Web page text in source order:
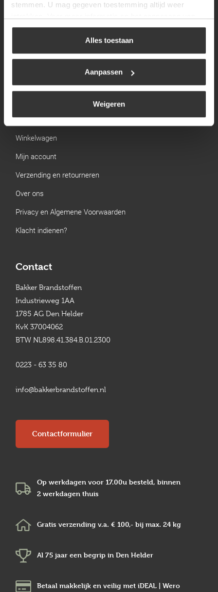
stemmen. U mag gegeven toestemming altijd weer
uw keuze op onze website verwijzen wij u naar ons
Alles toestaan
Aanpassen
Weigeren
BBQ
Brandstoffen
Verwarming
Links
Winkelwagen
Mijn account
Verzending en retourneren
Over ons
Privacy en Algemene Voorwaarden
Klacht indienen?
Contact
Bakker Brandstoffen
Industrieweg 1AA
1785 AG Den Helder
KvK 37004062
BTW NL898.41.384.B.01.2300
0223 - 63 35 80
info@bakkerbrandstoffen.nl
Contactformulier
Op werkdagen voor 17.00u besteld, binnen
2 werkdagen thuis
Gratis verzending v.a. € 100,- bij max. 24 kg
Al 75 jaar een begrip in Den Helder
Betaal makkelijk en veilig met iDEAL | Wero